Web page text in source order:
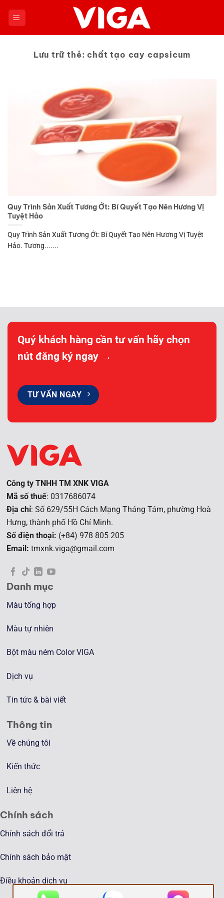
Lưu trữ thẻ:chất tạo cay capsicum
Quy Trình Sản Xuất Tương Ớt: Bí Quyết Tạo Nên Hương Vị
Tuyệt Hảo
Quy Trình Sản Xuất Tương Ớt: Bí Quyết Tạo Nên Hương Vị Tuyệt
Hảo. Tương.......
Quý khách hàng cần tư vấn hãy chọn
nút đăng ký ngay →
TƯ VẤN NGAY
Công ty TNHH TM XNK VIGA
Mã số thuế: 0317686074
Địa chỉ: Số 629/55H Cách Mạng Tháng Tám, phường Hoà
Hưng, thành phố Hồ Chí Minh.
Số điện thoại: (+84) 978 805 205
Email: tmxnk.viga@gmail.com
Danh mục
Màu tổng hợp
Màu tự nhiên
Bột màu ném Color VIGA
Dịch vụ
Tin tức & bài viết
Thông tin
Về chúng tôi
Kiến thức
Liên hệ
Chính sách
Chính sách đổi trả
Chính sách bảo mật
Điều khoản dịch vụ